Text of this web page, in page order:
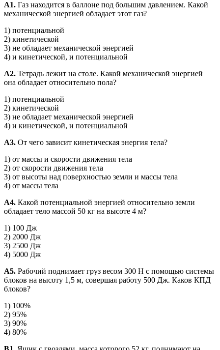
А1. Газ находится в баллоне под большим давлением. Какой
механической энергией обладает этот газ?
1) потенциальной
2) кинетической
3) не обладает механической энергией
4) и кинетической, и потенциальной
А2. Тетрадь лежит на столе. Какой механической энергией
она обладает относительно пола?
1) потенциальной
2) кинетической
3) не обладает механической энергией
4) и кинетической, и потенциальной
А3. От чего зависит кинетическая энергия тела?
1) от массы и скорости движения тела
2) от скорости движения тела
3) от высоты над поверхностью земли и массы тела
4) от массы тела
А4. Какой потенциальной энергией относительно земли
обладает тело массой 50 кг на высоте 4 м?
1) 100 Дж
2) 2000 Дж
3) 2500 Дж
4) 5000 Дж
А5. Рабочий поднимает груз весом 300 Н с помощью системы
блоков на высоту 1,5 м, совершая работу 500 Дж. Каков КПД
блоков?
1) 100%
2) 95%
3) 90%
4) 80%